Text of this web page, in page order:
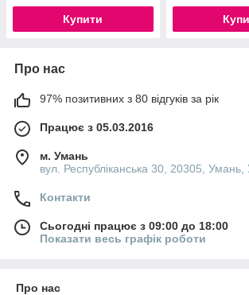
Купити
Про нас
97% позитивних з 80 відгуків за рік
Працює з 05.03.2016
м. Умань
вул. Республіканська 30, 20305, Умань,
Контакти
Сьогодні працює з 09:00 до 18:00
Показати весь графік роботи
Про нас